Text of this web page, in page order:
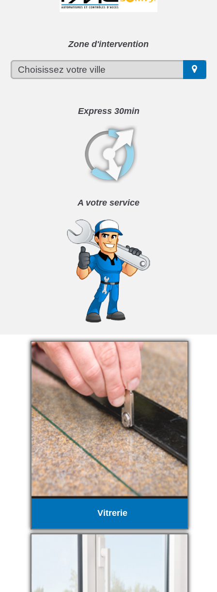
Zone d'intervention
Express 30min
A votre service
Vitrerie